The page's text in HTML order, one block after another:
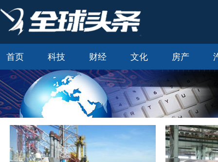
首页 科技 财经 文化 房产